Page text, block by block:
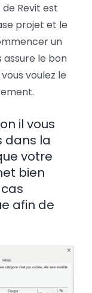
Revit est
projet et le
un
assure le bon
voulez le
il vous
dans la
votre
bien
afin de